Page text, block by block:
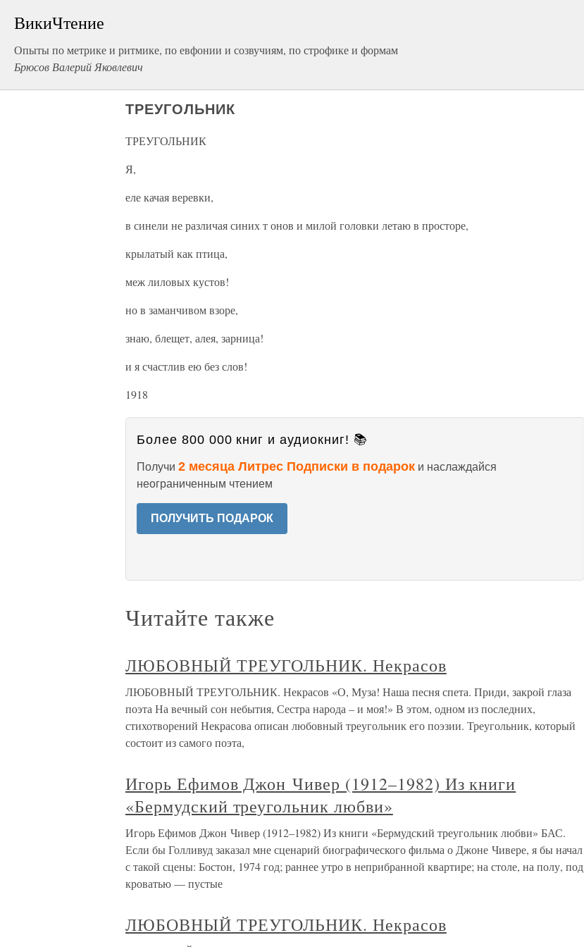
ВикиЧтение
Опыты по метрике и ритмике, по евфонии и созвучиям, по строфике и формам
Брюсов Валерий Яковлевич
ТРЕУГОЛЬНИК
ТРЕУГОЛЬНИК
Я,
еле качая веревки,
в синели не различая синих т онов и милой головки летаю в просторе,
крылатый как птица,
меж лиловых кустов!
но в заманчивом взоре,
знаю, блещет, алея, зарница!
и я счастлив ею без слов!
1918
Более 800 000 книг и аудиокниг! 📚
Получи 2 месяца Литрес Подписки в подарок и наслаждайся
неограниченным чтением
ПОЛУЧИТЬ ПОДАРОК
Читайте также
ЛЮБОВНЫЙ ТРЕУГОЛЬНИК. Некрасов
ЛЮБОВНЫЙ ТРЕУГОЛЬНИК. Некрасов «О, Муза! Наша песня спета. Приди, закрой глаза
поэта На вечный сон небытия, Сестра народа – и моя!» В этом, одном из последних,
стихотворений Некрасова описан любовный треугольник его поэзии. Треугольник, который
состоит из самого поэта,
Игорь Ефимов Джон Чивер (1912–1982) Из книги
«Бермудский треугольник любви»
Игорь Ефимов Джон Чивер (1912–1982) Из книги «Бермудский треугольник любви» БАС.
Если бы Голливуд заказал мне сценарий биографического фильма о Джоне Чивере, я бы начал
с такой сцены: Бостон, 1974 год; раннее утро в неприбранной квартире; на столе, на полу, под
кроватью — пустые
ЛЮБОВНЫЙ ТРЕУГОЛЬНИК. Некрасов